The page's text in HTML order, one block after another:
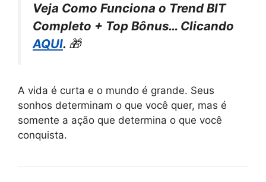
Veja Como Funciona o Trend BIT
Completo + Top Bônus… Clicando
AQUI. 🎁
A vida é curta e o mundo é grande. Seus
sonhos determinam o que você quer, mas é
somente a ação que determina o que você
conquista.